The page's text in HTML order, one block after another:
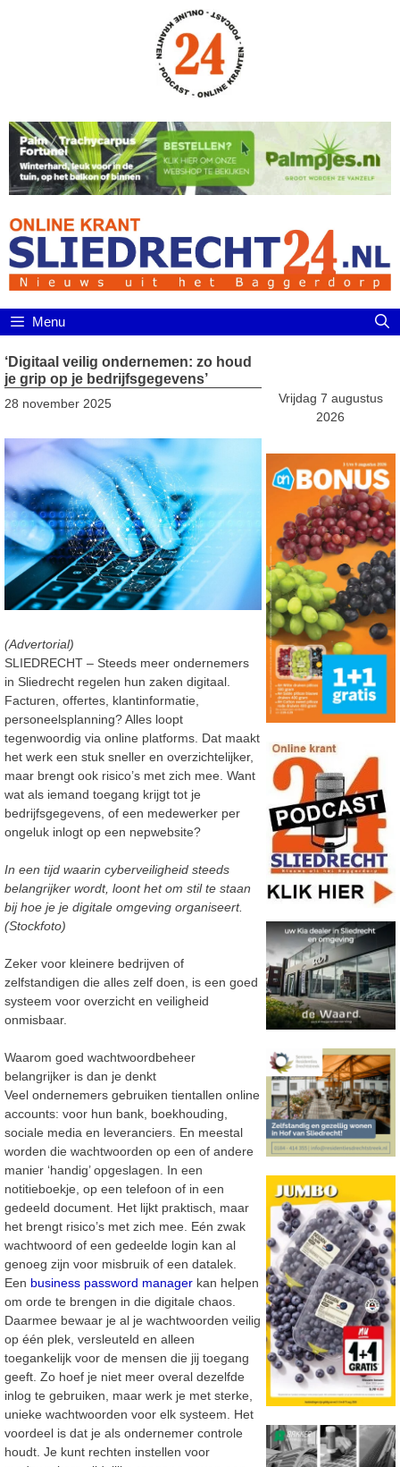
Menu
‘Digitaal veilig ondernemen: zo houd
je grip op je bedrijfsgegevens’
28 november 2025
(Advertorial)
SLIEDRECHT – Steeds meer ondernemers
in Sliedrecht regelen hun zaken digitaal.
Facturen, offertes, klantinformatie,
personeelsplanning? Alles loopt
tegenwoordig via online platforms. Dat maakt
het werk een stuk sneller en overzichtelijker,
maar brengt ook risico’s met zich mee. Want
wat als iemand toegang krijgt tot je
bedrijfsgegevens, of een medewerker per
ongeluk inlogt op een nepwebsite?
In een tijd waarin cyberveiligheid steeds
belangrijker wordt, loont het om stil te staan
bij hoe je je digitale omgeving organiseert.
(Stockfoto)
Zeker voor kleinere bedrijven of
zelfstandigen die alles zelf doen, is een goed
systeem voor overzicht en veiligheid
onmisbaar.
Waarom goed wachtwoordbeheer
belangrijker is dan je denkt
Veel ondernemers gebruiken tientallen online
accounts: voor hun bank, boekhouding,
sociale media en leveranciers. En meestal
worden die wachtwoorden op een of andere
manier ‘handig’ opgeslagen. In een
notitieboekje, op een telefoon of in een
gedeeld document. Het lijkt praktisch, maar
het brengt risico’s met zich mee. Eén zwak
wachtwoord of een gedeelde login kan al
genoeg zijn voor misbruik of een datalek.
Een business password manager kan helpen
om orde te brengen in die digitale chaos.
Daarmee bewaar je al je wachtwoorden veilig
op één plek, versleuteld en alleen
toegankelijk voor de mensen die jij toegang
geeft. Zo hoef je niet meer overal dezelfde
inlog te gebruiken, maar werk je met sterke,
unieke wachtwoorden voor elk systeem. Het
voordeel is dat je als ondernemer controle
houdt. Je kunt rechten instellen voor
Vrijdag 7 augustus
2026